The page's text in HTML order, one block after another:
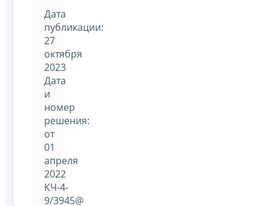
Дата
публикации:
27
октября
2023
Дата
и
номер
решения:
от
01
апреля
2022
КЧ-4-
9/3945@